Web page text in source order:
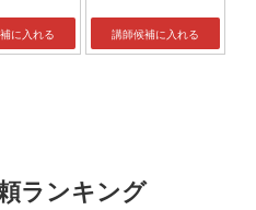
に入れる 講師候補に入れる
ランキング